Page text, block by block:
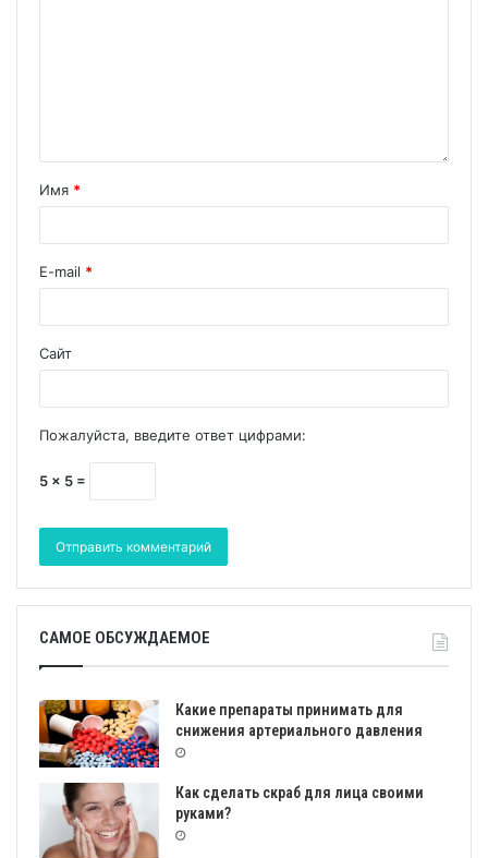
Имя *
E-mail *
Сайт
Пожалуйста, введите ответ цифрами:
5 × 5 =
САМОЕ ОБСУЖДАЕМОЕ
Какие препараты принимать для
снижения артериального давления
Как сделать скраб для лица своими
руками?